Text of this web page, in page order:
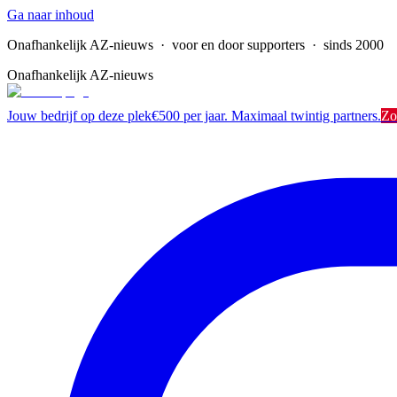
Ga naar inhoud
Onafhankelijk AZ-nieuws · voor en door supporters · sinds 2000
Onafhankelijk AZ-nieuws
Jouw bedrijf op deze plek€500 per jaar. Maximaal twintig partners.